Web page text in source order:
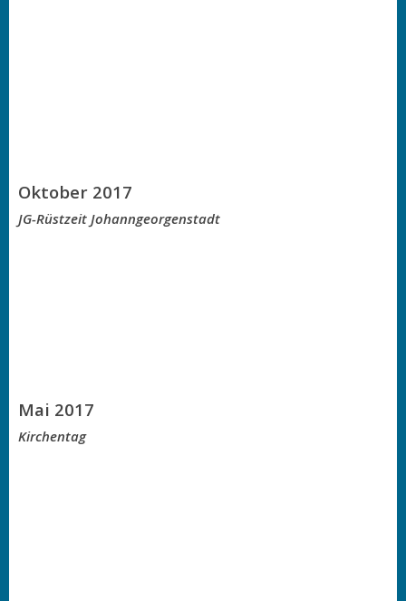
Oktober 2017
JG-Rüstzeit Johanngeorgenstadt
Mai 2017
Kirchentag